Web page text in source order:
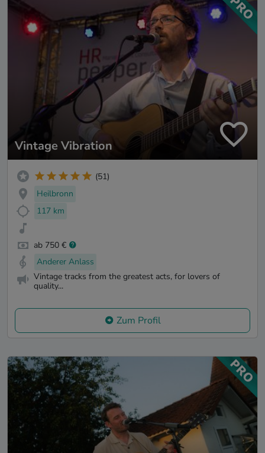
Vintage Vibration
(51)
Heilbronn
117 km
ab 750 €
Anderer Anlass
Vintage tracks from the greatest acts, for lovers of
quality...
Zum Profil